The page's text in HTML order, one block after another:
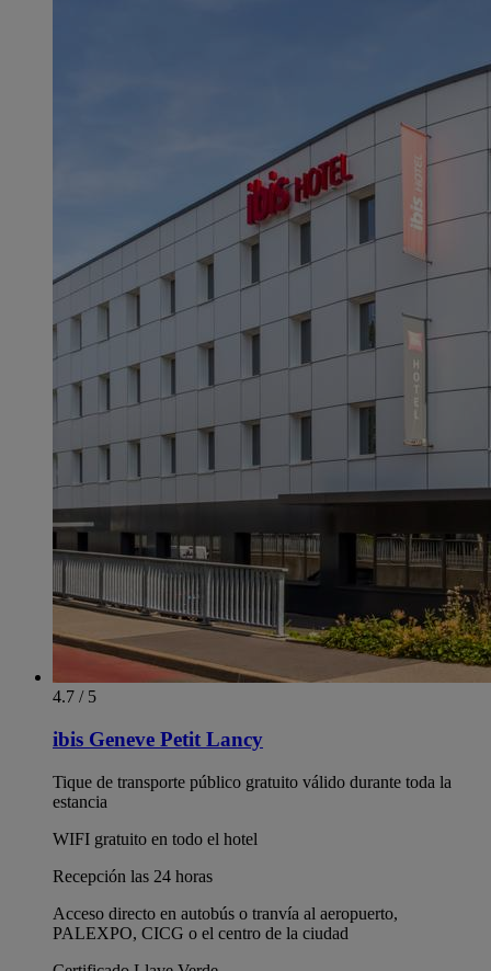
4.7 / 5
ibis Geneve Petit Lancy
Tique de transporte público gratuito válido durante toda la
estancia
WIFI gratuito en todo el hotel
Recepción las 24 horas
Acceso directo en autobús o tranvía al aeropuerto,
PALEXPO, CICG o el centro de la ciudad